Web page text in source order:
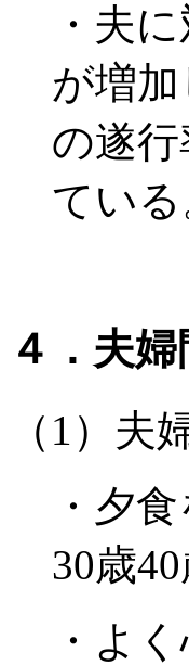
・夫
が増
の遂
ている
４．夫
（1）
・夕
30歳
・よ